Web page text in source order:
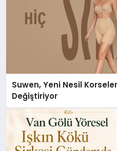
Suwen, Yeni Nesil
Değiştiriyor